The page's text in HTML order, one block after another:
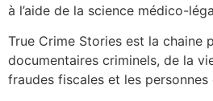
à l’aide de la science médico-
True Crime Stories est la
documentaires criminels, de la
fraudes fiscales et les personnes